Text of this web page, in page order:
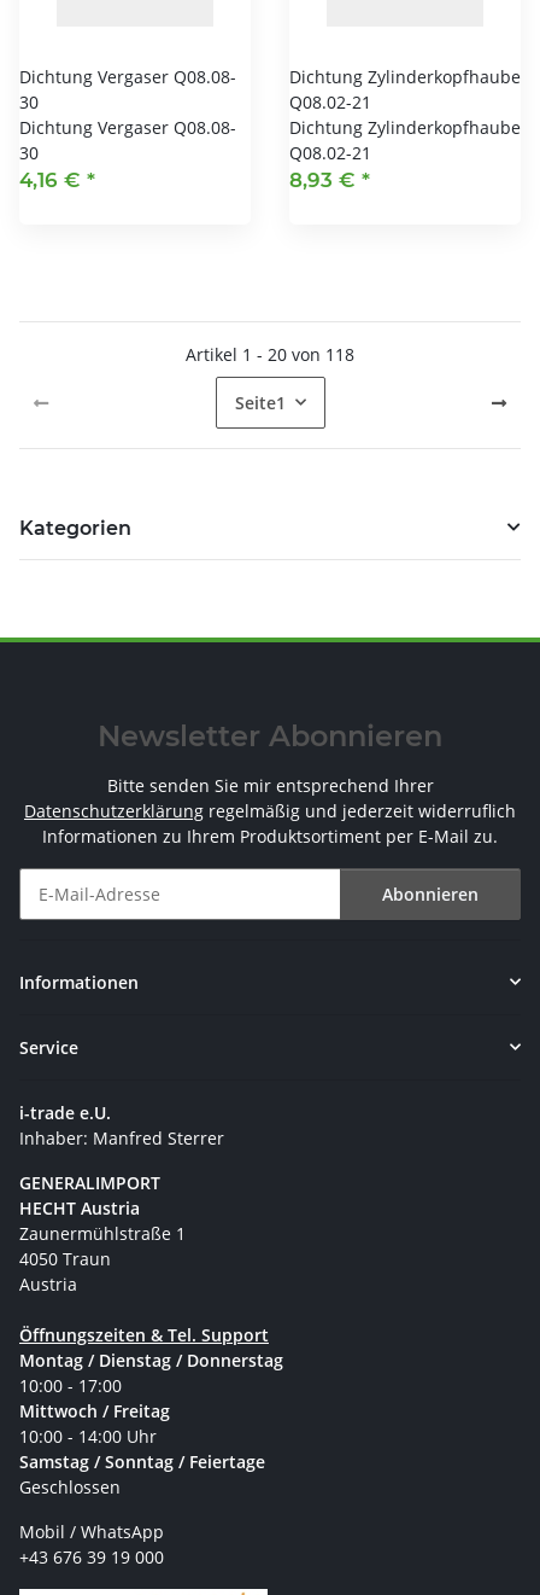
Dichtung Vergaser Q08.08-
30
Dichtung Vergaser Q08.08-
30
4,16 € *
Dichtung Zylinderkopfhaube
Q08.02-21
Dichtung Zylinderkopfhaube
Q08.02-21
8,93 € *
Artikel 1 - 20 von 118
Seite1
Kategorien
Newsletter Abonnieren
Bitte senden Sie mir entsprechend Ihrer
Datenschutzerklärung regelmäßig und jederzeit widerruflich
Informationen zu Ihrem Produktsortiment per E-Mail zu.
Abonnieren
Informationen
Service
i-trade e.U.
Inhaber: Manfred Sterrer
GENERALIMPORT
HECHT Austria
Zaunermühlstraße 1
4050 Traun
Austria
Öffnungszeiten & Tel. Support
Montag / Dienstag / Donnerstag
10:00 - 17:00
Mittwoch / Freitag
10:00 - 14:00 Uhr
Samstag / Sonntag / Feiertage
Geschlossen
Mobil / WhatsApp
+43 676 39 19 000